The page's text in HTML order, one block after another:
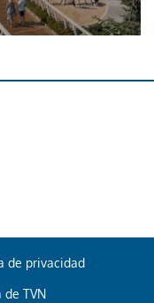
ACEPTAR
de privacidad
de TVN